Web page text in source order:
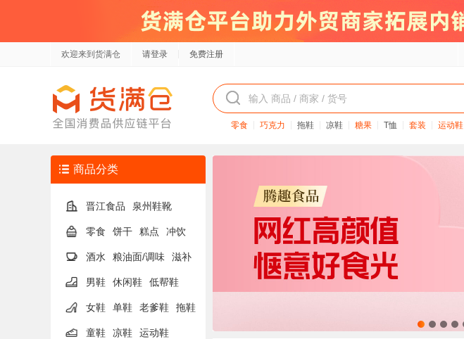
欢迎来到货满仓 请登录 免费注册
零食 巧克力 拖鞋 凉鞋 糖果 T恤 套装 运动鞋
商品分类
晋江食品 泉州鞋靴
零食 饼干 糕点 冲饮
酒水 粮油面/调味 滋补
男鞋 休闲鞋 低帮鞋
女鞋 单鞋 老爹鞋 拖鞋
童鞋 凉鞋 运动鞋